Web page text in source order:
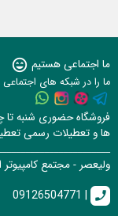
ما اجتماعی هستیم sentiment_very_satisfied
ما را در شبکه های اجتماعی
ها و تعطیلات رسمی
ولیعصر - مجتمع
call
09126504771 |